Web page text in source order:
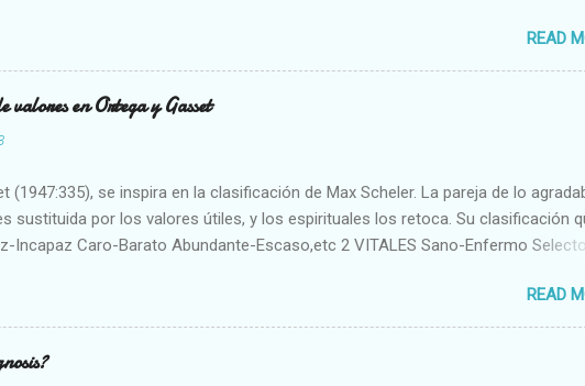
READ
valores en Ortega y Gasset
(1947:335), se inspira en la clasificación de Max Scheler. La pareja de lo
sustituida por los valores útiles, y los espirituales los retoca. Su clasificación
Incapaz Caro-Barato Abundante-Escaso,etc 2 VITALES Sano-Enfermo
Probable,etc b) Morales Bueno-malo Bondadoso-malvado Justo-Injusto
Leal-Desleal,etc. d) Estéticos Bello-Feo Gracioso-Tosco Elegante-
4 RELIGIOSOS Santo-Pr...
READ